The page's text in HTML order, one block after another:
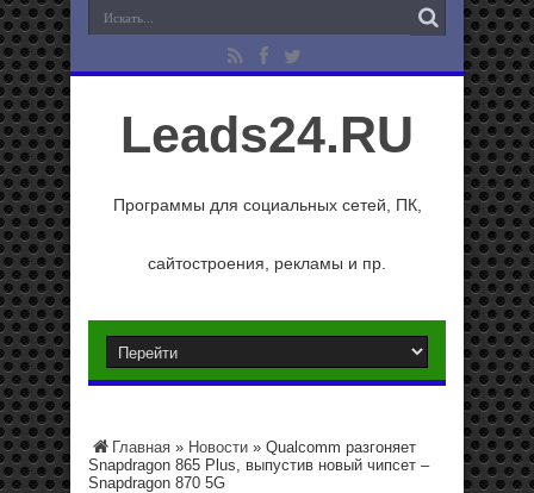
Leads24.RU
Программы для социальных сетей, ПК,
сайтостроения, рекламы и пр.
Главная » Новости » Qualcomm разгоняет
Snapdragon 865 Plus, выпустив новый чипсет –
Snapdragon 870 5G